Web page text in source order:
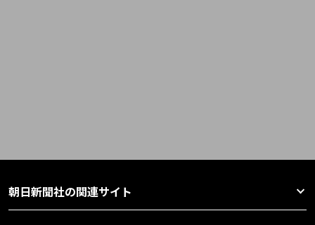
朝日新聞社の関連サイト